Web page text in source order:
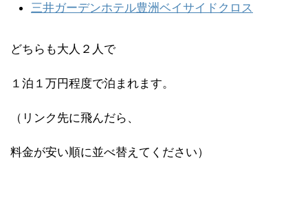
三井ガーデンホテル豊洲ベイサイドクロス
どちらも大人２人で
１泊１万円程度で泊まれます。
（リンク先に飛んだら、
料金が安い順に並べ替えてください）